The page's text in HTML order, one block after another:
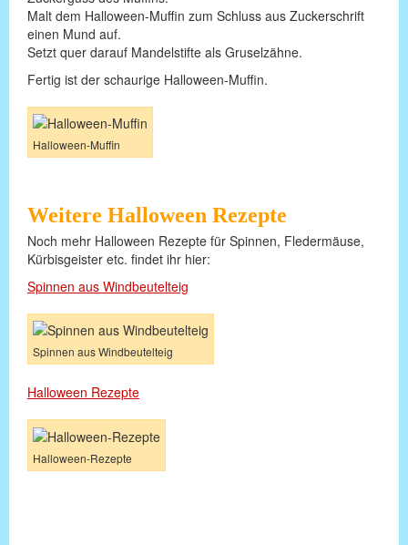
Malt dem Halloween-Muffin zum Schluss aus Zuckerschrift
einen Mund auf.
Setzt quer darauf Mandelstifte als Gruselzähne.
Fertig ist der schaurige Halloween-Muffin.
Halloween-Muffin
Weitere Halloween Rezepte
Noch mehr Halloween Rezepte für Spinnen, Fledermäuse,
Kürbisgeister etc. findet ihr hier:
Spinnen aus Windbeutelteig
Spinnen aus Windbeutelteig
Halloween Rezepte
Halloween-Rezepte